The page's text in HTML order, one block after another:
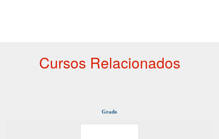
Cursos Relacionados
Grado